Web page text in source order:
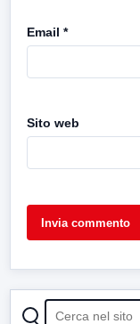
Email *
Sito web
CERCA